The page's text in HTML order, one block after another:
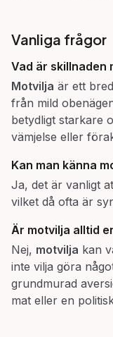
Vanliga frågor
Vad är skillnaden
Motvilja är ett
från mild
betydligt starkare
vämjelse eller
Kan man känna
Ja, det är vanligt
vilket då ofta är
Är motvilja alltid
Nej, motvilja kan
inte vilja göra
grundmurad
mat eller en